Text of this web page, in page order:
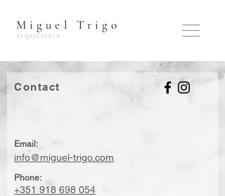
Miguel Trigo
arquitetura
Contact
Email:
Phone:
+351 918 698 054
info@miguel-trigo.com